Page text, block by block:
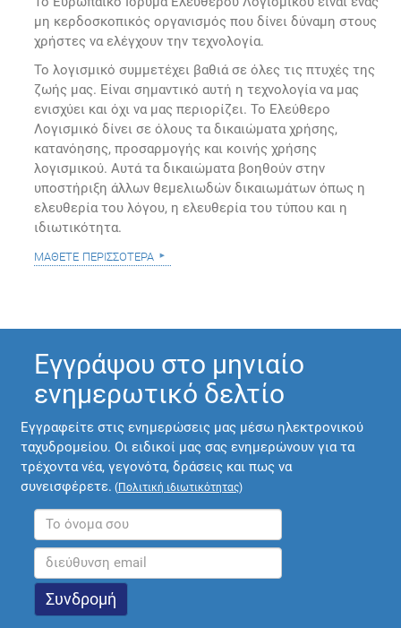
μη κερδοσκοπικός οργανισμός που δίνει δύναμη στους
χρήστες να ελέγχουν την τεχνολογία.
Το λογισμικό συμμετέχει βαθιά σε όλες τις πτυχές της
ζωής μας. Είναι σημαντικό αυτή η τεχνολογία να μας
ενισχύει και όχι να μας περιορίζει. Το Ελεύθερο
Λογισμικό δίνει σε όλους τα δικαιώματα χρήσης,
κατανόησης, προσαρμογής και κοινής χρήσης
λογισμικού. Αυτά τα δικαιώματα βοηθούν στην
υποστήριξη άλλων θεμελιωδών δικαιωμάτων όπως η
ελευθερία του λόγου, η ελευθερία του τύπου και η
ιδιωτικότητα.
μάθετε περισσότερα
Εγγράψου στο μηνιαίο
ενημερωτικό δελτίο
Εγγραφείτε στις ενημερώσεις μας μέσω ηλεκτρονικού
ταχυδρομείου. Οι ειδικοί μας σας ενημερώνουν για τα
τρέχοντα νέα, γεγονότα, δράσεις και πως να
συνεισφέρετε. (Πολιτική ιδιωτικότητας)